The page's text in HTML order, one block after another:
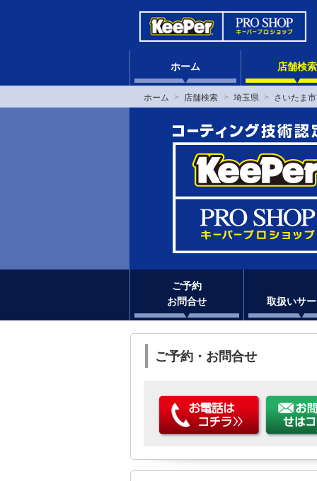
ホーム 店舗検索
ホーム 店舗検索 埼玉県 さいたま
ご予約
お問合せ
取扱いサ
ご予約・お問合せ